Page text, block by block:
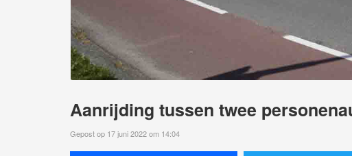
Aanrijding tussen twee
Gepost op 17 juni 2022 om 14:04